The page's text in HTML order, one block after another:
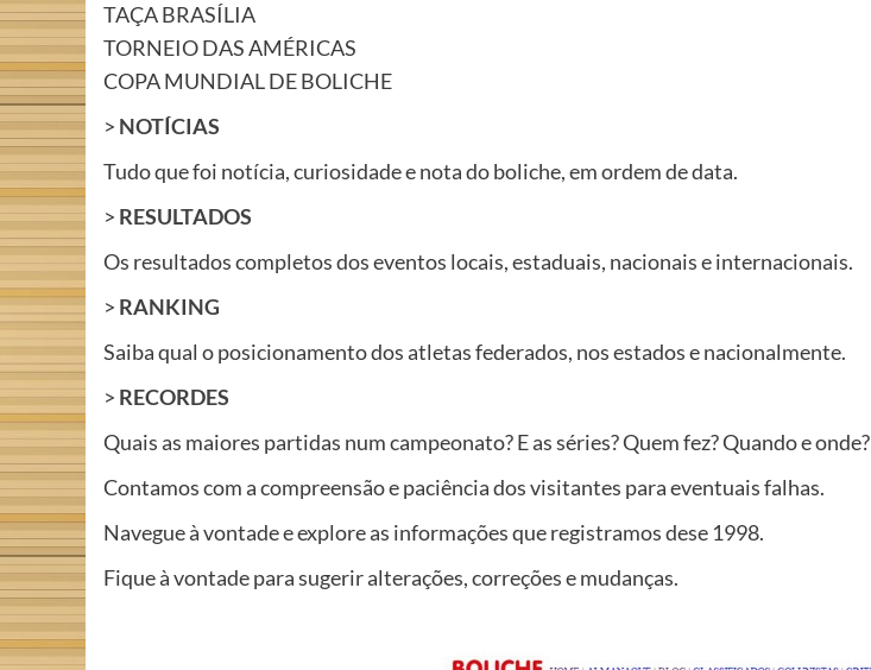
TAÇA BRASÍLIA
TORNEIO DAS AMÉRICAS
COPA MUNDIAL DE BOLICHE
> NOTÍCIAS
Tudo que foi notícia, curiosidade e nota do boliche, em ordem de data.
> RESULTADOS
Os resultados completos dos eventos locais, estaduais, nacionais e internacionais.
> RANKING
Saiba qual o posicionamento dos atletas federados, nos estados e nacionalmente.
> RECORDES
Quais as maiores partidas num campeonato? E as séries? Quem fez? Quando e onde?
Contamos com a compreensão e paciência dos visitantes para eventuais falhas.
Navegue à vontade e explore as informações que registramos dese 1998.
Fique à vontade para sugerir alterações, correções e mudanças.